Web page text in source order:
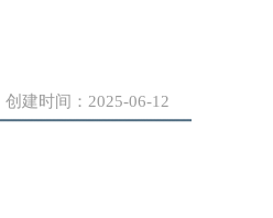
创建时间： 2025-06-12